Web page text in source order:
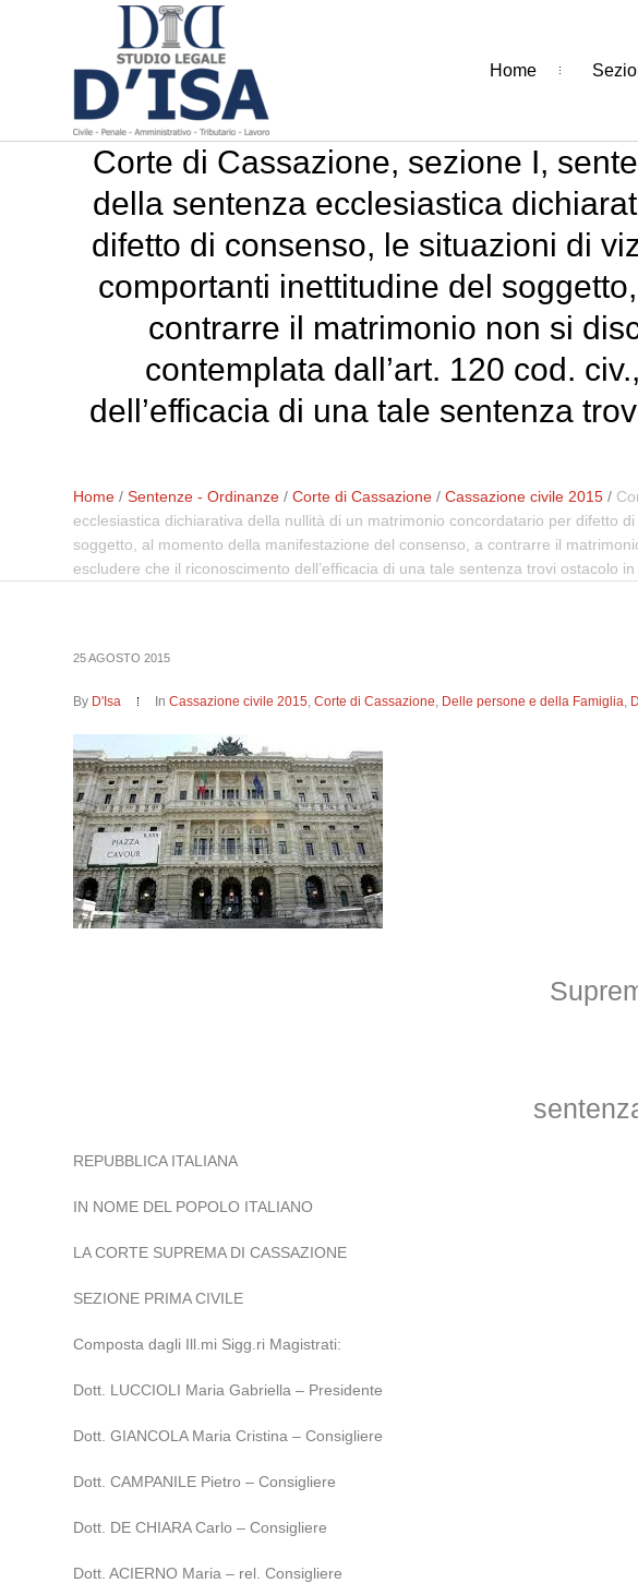
Home
Corte di Cassazione, sezione I,
della sentenza ecclesiastica
difetto di consenso, le situazioni di
comportanti inettitudine del
contrarre il matrimonio non si
contemplata dall’art. 120 cod.
dell’efficacia di una tale sentenza
Home /Sentenze - Ordinanze /Corte di Cassazione /Cassazione civile 2015 /
ecclesiastica dichiarativa della nullità di un matrimonio concordatario per difetto
soggetto, al momento della manifestazione del consenso, a contrarre il
escludere che il riconoscimento dell’efficacia di una tale sentenza trovi ostacolo
25 AGOSTO 2015
By D'Isa InCassazione civile 2015,Corte di Cassazione, Delle persone e della Famiglia,
REPUBBLICA ITALIANA
IN NOME DEL POPOLO ITALIANO
LA CORTE SUPREMA DI CASSAZIONE
SEZIONE PRIMA CIVILE
Composta dagli Ill.mi Sigg.ri Magistrati:
Dott. LUCCIOLI Maria Gabriella – Presidente
Dott. GIANCOLA Maria Cristina – Consigliere
Dott. CAMPANILE Pietro – Consigliere
Dott. DE CHIARA Carlo – Consigliere
Dott. ACIERNO Maria – rel. Consigliere